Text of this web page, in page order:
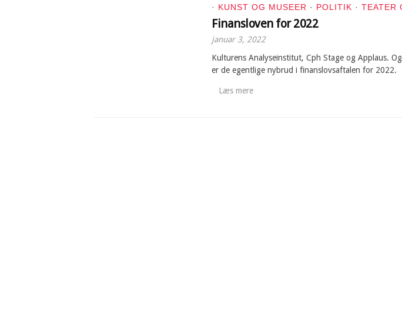
· KUNST OG MUSEER · POLITIK · TEATER
Finansloven for 2022
januar 3, 2022
Kulturens Analyseinstitut, Cph Stage og Applaus.
er de egentlige nybrud i finanslovsaftalen for 2022.
Læs mere